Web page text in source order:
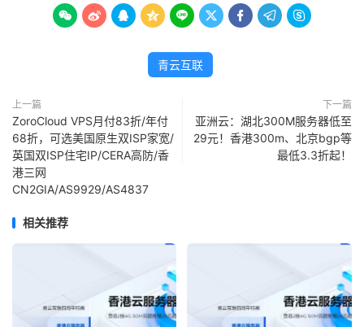
        
青云互联
上一篇
ZoroCloud VPS月付83折/年付
68折，可选美国原生双ISP家宽/
英国双ISP住宅IP/CERA高防/香
港三网
CN2GIA/AS9929/AS4837
下一篇
亚洲云：湖北300M服务器低至
29元！香港300m、北京bgp等
最低3.3折起！
相关推荐